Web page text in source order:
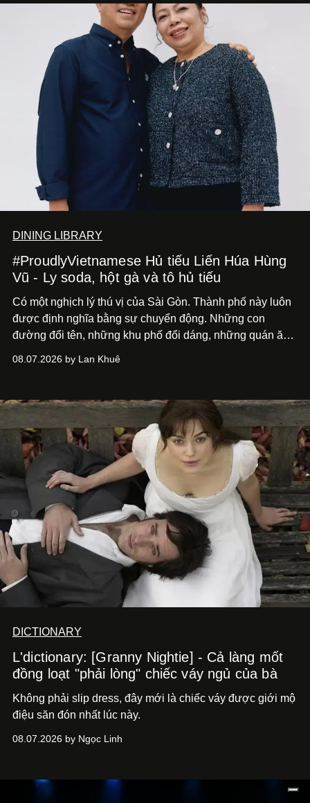
DINING LIBRARY
#ProudlyVietnamese Hủ tiếu Liến Húa Hùng
Vũ - Ly soda, hột gà và tô hủ tiếu
Có một nghịch lý thú vị của Sài Gòn. Thành phố này luôn
được định nghĩa bằng sự chuyển động. Những con
đường đổi tên, những khu phố đổi dáng, những quán ăn
08.07.2026 by Lan Khuê
DICTIONARY
L'dictionary: [Granny Nightie] - Cả làng mốt
đồng loạt "phải lòng" chiếc váy ngủ của bà
Không phải slip dress, đây mới là chiếc váy được giới mộ
điệu săn đón nhất lúc này.
08.07.2026 by Ngọc Linh